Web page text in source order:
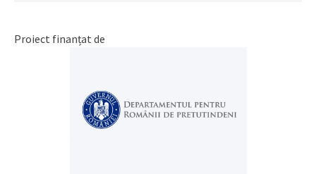
Proiect finanțat de